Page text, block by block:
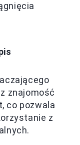
znajomość
co pozwala
z